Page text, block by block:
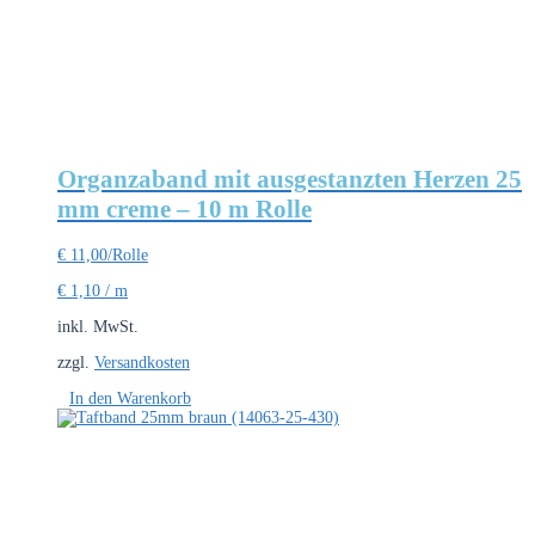
Organzaband mit ausgestanzten Herzen 25
mm creme – 10 m Rolle
€ 11,00/Rolle
€ 1,10 / m
inkl. MwSt.
zzgl. Versandkosten
In den Warenkorb